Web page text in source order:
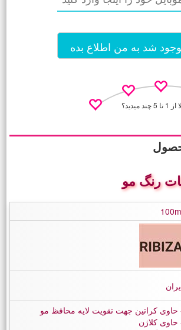
شد به من اطلاع بده
نظـر منو اعلام کن
رنگ مو
حاوی کراتین جهت تقویت لایه محافظ مو
حاوی کلاژن